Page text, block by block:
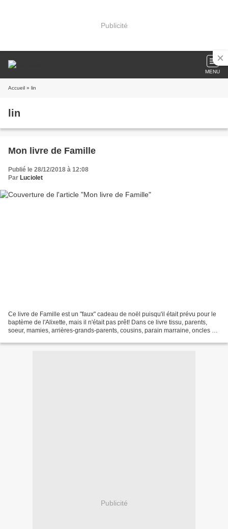
Publicité
MENU
Accueil » lin
lin
Mon livre de Famille
Publié le 28/12/2018 à 12:08
Par Luciolet
Ce livre de Famille est un "faux" cadeau de noël puisqu'il était prévu pour le
baptème de l'Alixette, mais il n'était pas prêt! Dans ce livre tissu, parents,
soeur, mamies, arrières-grands-parents, cousins, parain marraine, oncles et
Publicité